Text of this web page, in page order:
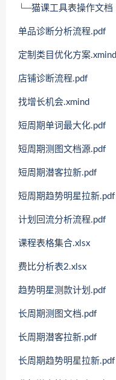
└─猫课工具表操作文档
单品诊断分析流程.pdf
定制类目优化方案.xmind
店铺诊断流程.pdf
找增长机会.xmind
短周期单词最大化.pdf
短周期测图文档源.pdf
短周期潜客拉新.pdf
短周期趋势明星拉新.pdf
计划回流分析流程.pdf
课程表格集合.xlsx
费比分析表2.xlsx
趋势明星测款计划.pdf
长周期测图文档.pdf
长周期潜客拉新.pdf
长周期趋势明星拉新.pdf